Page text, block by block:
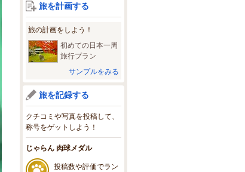
旅を計画する
旅の計画をしよう！
初めての日本一周
旅行プラン
サンプルをみる
旅を記録する
クチコミや写真を投稿して、
称号をゲットしよう！
じゃらん 肉球メダル
投稿数や評価でラン